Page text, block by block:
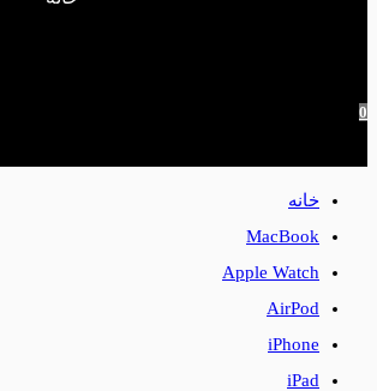
0
خانه
MacBook
Apple Watch
AirPod
iPhone
iPad